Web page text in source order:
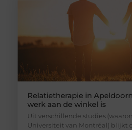
Relatietherapie in
werk aan de winkel is
Uit verschillende studies
Universiteit van Montréal) blijkt